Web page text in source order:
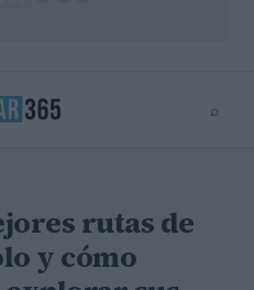
⌕
rutas de
y cómo